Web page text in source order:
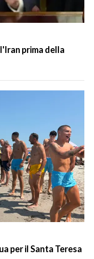
prima della
per il Santa Teresa